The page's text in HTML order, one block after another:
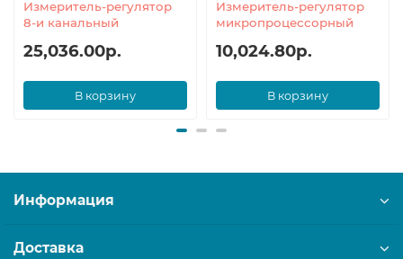
Измеритель-регулятор
8-и канальный
25,036.00р.
В корзину
Измеритель-регулятор
микропроцессорный
10,024.80р.
В корзину
Информация
Доставка